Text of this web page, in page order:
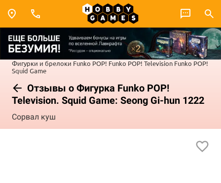
Фигурки и брелоки Funko POP! Funko POP! Television Funko POP!
Squid Game
Отзывы о Фигурка Funko POP!
Television. Squid Game: Seong Gi-hun 1222
Сорвал куш